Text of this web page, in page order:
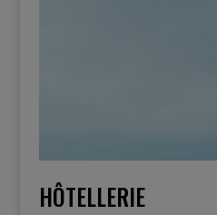
HÔTELLERIE